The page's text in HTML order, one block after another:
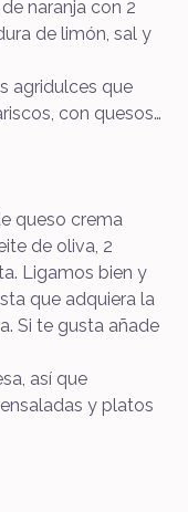
naranja con 2
de limón, sal y
agridulces que
con quesos…
queso crema
de oliva, 2
Ligamos bien y
que adquiera la
Si te gusta añade
así que
y platos